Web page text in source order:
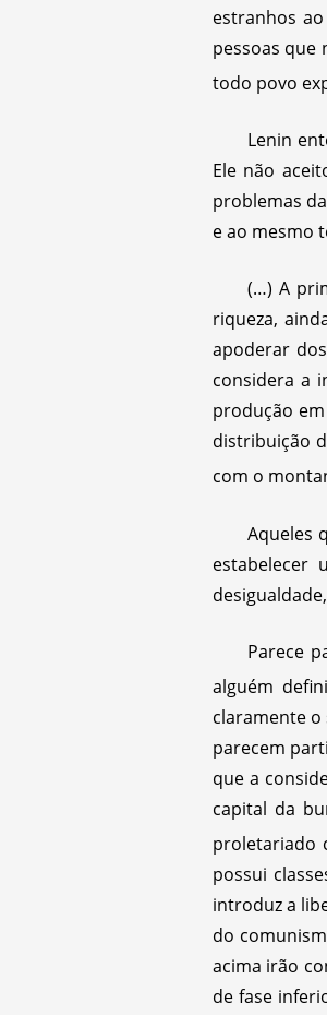
estranhos
pessoas que
todo povo
Lenin
Ele não
problemas
e ao mesmo
(…) A
riqueza,
apoderar
considera a
produção
distribuição
com o
Aqueles
estabelecer
Parece
alguém
claramente
parecem
que a
capital da
proletariado
possui
introduz a
do
acima irão
de fase